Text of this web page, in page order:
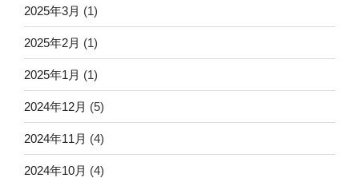
2025年3月 (1)
2025年2月 (1)
2025年1月 (1)
2024年12月 (5)
2024年11月 (4)
2024年10月 (4)